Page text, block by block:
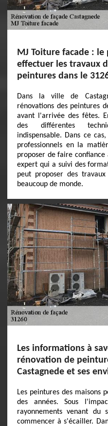
MJ Toiture facade :
effectuer les travaux
peintures dans le
Dans la ville de
rénovations des peintures
avant l'arrivée des fêtes.
des différentes
indispensable. Dans ce
professionnels en la
proposer de faire
expert qui a suivi des
peut proposer des
beaucoup de monde.
Les informations à
rénovation de
Castagnede et ses
Les peintures des maisons
des années. Sous
rayonnements venant du
commencer à s'écailler.